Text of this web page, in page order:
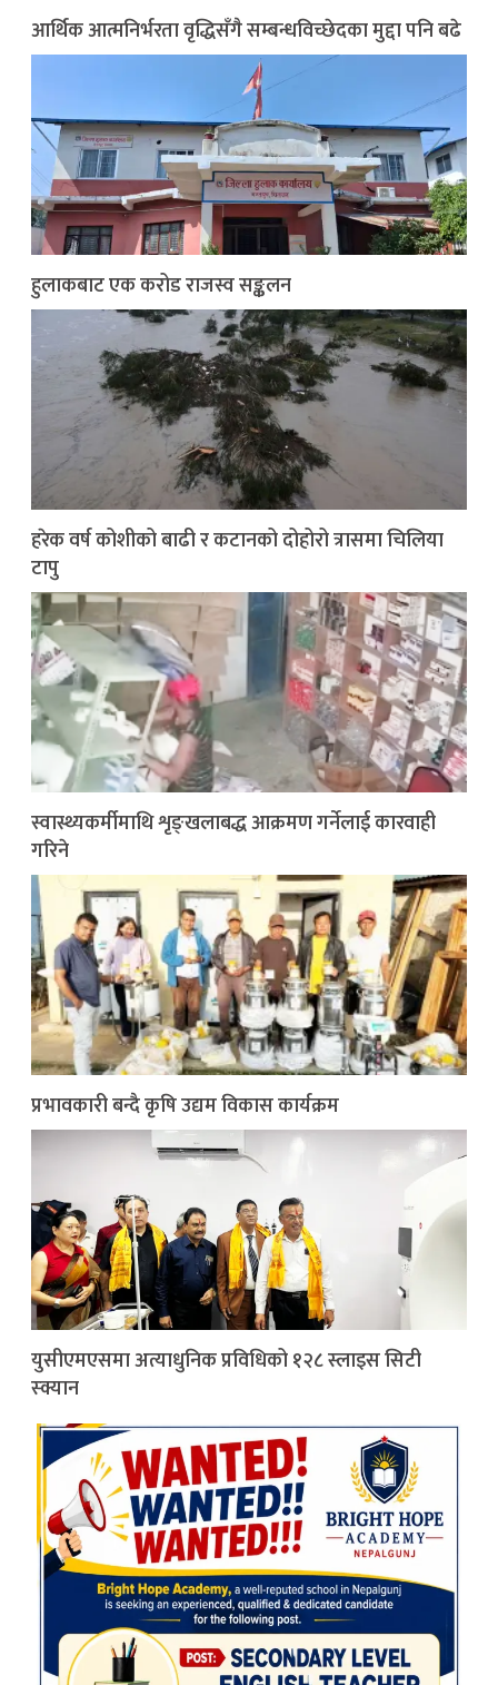
आर्थिक आत्मनिर्भरता वृद्धिसँगै सम्बन्धविच्छेदका मुद्दा पनि बढे
हुलाकबाट एक करोड राजस्व सङ्कलन
हरेक वर्ष कोशीको बाढी र कटानको दोहोरो त्रासमा चिलिया
टापु
स्वास्थ्यकर्मीमाथि शृङ्खलाबद्ध आक्रमण गर्नेलाई कारवाही
गरिने
प्रभावकारी बन्दै कृषि उद्यम विकास कार्यक्रम
युसीएमएसमा अत्याधुनिक प्रविधिको १२८ स्लाइस सिटी
स्क्यान